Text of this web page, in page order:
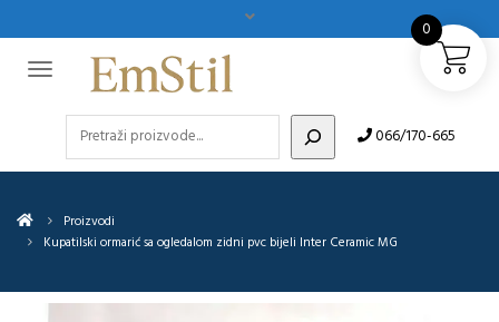
066/170-665
Proizvodi
Kupatilski ormarić sa ogledalom zidni pvc bijeli Inter Ceramic MG
0